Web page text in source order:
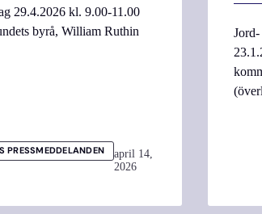
kl. 9.00-11.00
byrå, William Ruthin
PRESSMEDDELANDEN
april 14,
2026